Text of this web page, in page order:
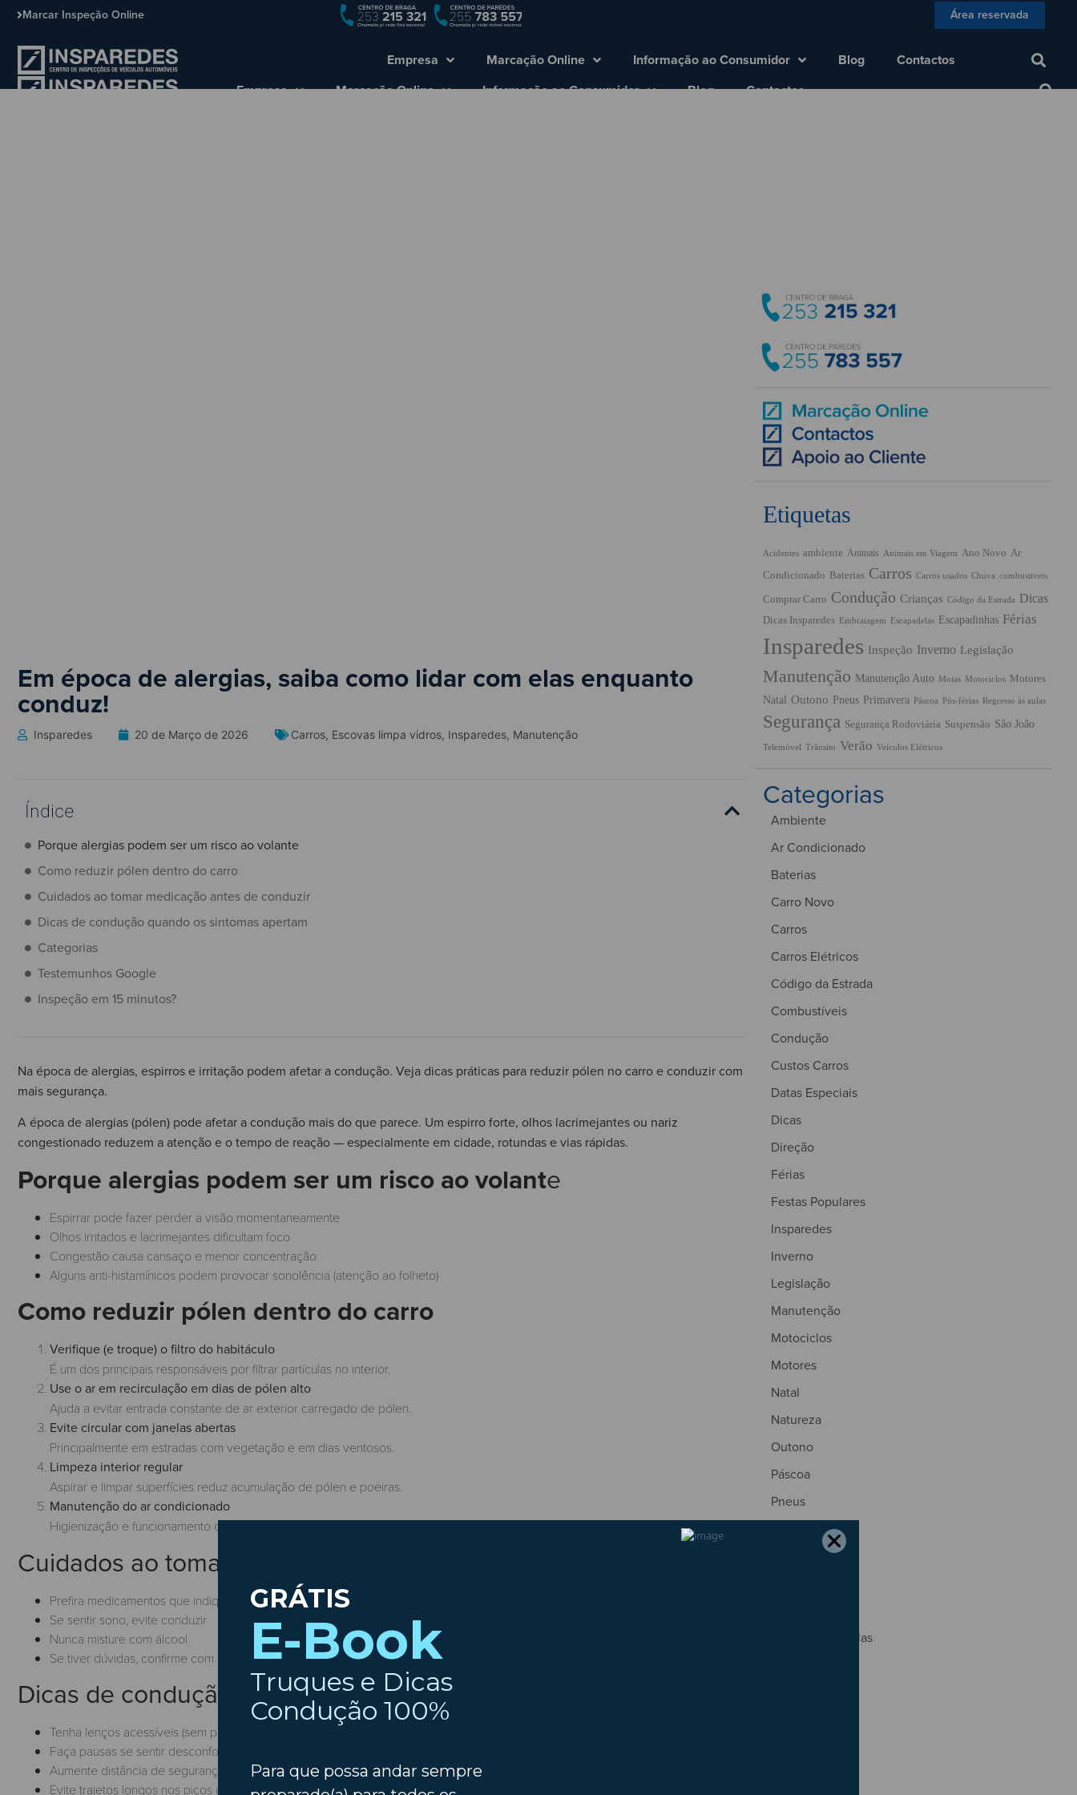
Marcar Inspeção Online Área reservada
Empresa Marcação Online Informação ao Consumidor Blog Contactos
Empresa Marcação Online Informação ao Consumidor Blog Contactos
Em época de alergias, saiba como lidar com elas enquanto
conduz!
Insparedes 20 de Março de 2026 Carros, Escovas limpa vidros, Insparedes, Manutenção
Índice
Porque alergias podem ser um risco ao volante
Como reduzir pólen dentro do carro
Cuidados ao tomar medicação antes de conduzir
Dicas de condução quando os sintomas apertam
Categorias
Testemunhos Google
Inspeção em 15 minutos?
Na época de alergias, espirros e irritação podem afetar a condução. Veja dicas práticas para reduzir pólen no carro e conduzir com
mais segurança.
A época de alergias (pólen) pode afetar a condução mais do que parece. Um espirro forte, olhos lacrimejantes ou nariz
congestionado reduzem a atenção e o tempo de reação — especialmente em cidade, rotundas e vias rápidas.
Porque alergias podem ser um risco ao volante
Espirrar pode fazer perder a visão momentaneamente
Olhos irritados e lacrimejantes dificultam foco
Congestão causa cansaço e menor concentração
Alguns anti-histamínicos podem provocar sonolência (atenção ao folheto)
Como reduzir pólen dentro do carro
Verifique (e troque) o filtro do habitáculo
É um dos principais responsáveis por filtrar partículas no interior.
Use o ar em recirculação em dias de pólen alto
Ajuda a evitar entrada constante de ar exterior carregado de pólen.
Evite circular com janelas abertas
Principalmente em estradas com vegetação e em dias ventosos.
Limpeza interior regular
Aspirar e limpar superfícies reduz acumulação de pólen e poeiras.
Manutenção do ar condicionado
Higienização e funcionamento correto ajudam a manter ar mais limpo e seco.
Cuidados ao tomar medicação antes de conduzir
Prefira medicamentos que indiquem menor risco de sonolência (quando adequado)
Se sentir sono, evite conduzir
Nunca misture com álcool
Se tiver dúvidas, confirme com profissional de saúde/farmacêutico
Dicas de condução quando os sintomas apertam
Tenha lenços acessíveis (sem procurar durante a condução)
Faça pausas se sentir desconforto forte
Aumente distância de segurança se a concentração estiver afetada
Evite trajetos longos nos picos de pólen, quando possível
Etiquetas
Acidentes ambiente Animais Animais em Viagem Ano Novo Ar
Condicionado Baterias Carros Carros usados Chuva combustiveis
Comprar Carro Condução Crianças Código da Estrada Dicas
Dicas Insparedes Embraiagem Escapadelas Escapadinhas Férias
Insparedes Inspeção Inverno Legislação
Manutenção Manutenção Auto Motas Motociclos Motores
Natal Outono Pneus Primavera Páscoa Pós-férias Regresso às aulas
Segurança Segurança Rodoviária Suspensão São João
Telemóvel Trânsito Verão Veículos Elétricos
Categorias
Ambiente
Ar Condicionado
Baterias
Carro Novo
Carros
Carros Elétricos
Código da Estrada
Combustíveis
Condução
Custos Carros
Datas Especiais
Dicas
Direção
Férias
Festas Populares
Insparedes
Inverno
Legislação
Manutenção
Motociclos
Motores
Natal
Natureza
Outono
Páscoa
Pneus
Portagens
Poupança
Regresso às Aulas